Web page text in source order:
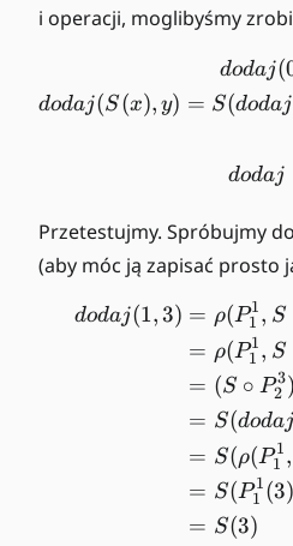
a
j(
x,
y
=
+
y
i operacji, moglibyśmy
dodaj(
dodaj(S(x), y) = S(dodaj
dodaj
Przetestujmy. Spróbujmy
(aby móc ją zapisać prosto
dodaj(1,3) = ρ(P1
1, S
= ρ(P1
1, S
= (S ∘ P2
3)
= S(dodaj
= S(ρ(P1
1,
= S(P1
1(3
= S(3)